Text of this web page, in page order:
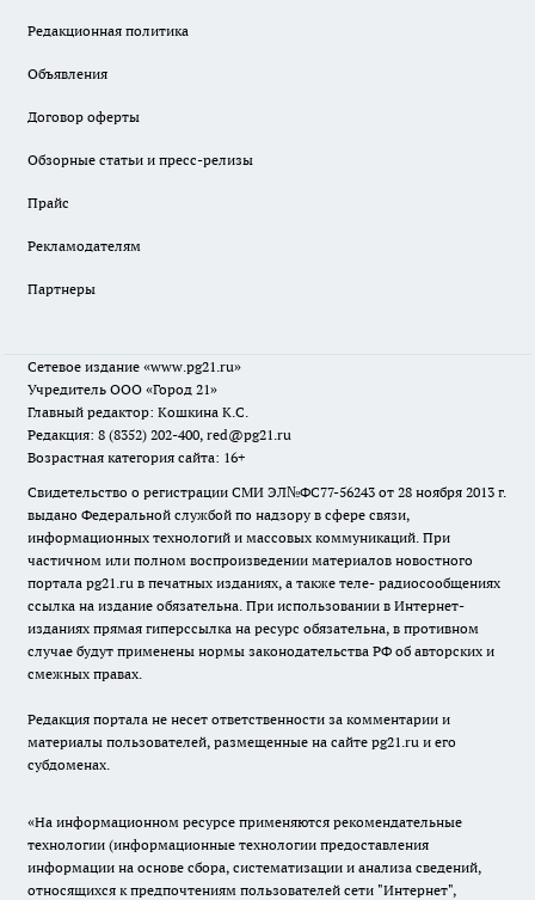
Редакционная политика
Объявления
Договор оферты
Обзорные статьи и пресс-релизы
Прайс
Рекламодателям
Партнеры
Сетевое издание «www.pg21.ru»
Учредитель ООО «Город 21»
Главный редактор: Кошкина К.С.
Редакция: 8 (8352) 202-400, red@pg21.ru
Возрастная категория сайта: 16+
Свидетельство о регистрации СМИ ЭЛ№ФС77-56243 от 28 ноября 2013 г.
выдано Федеральной службой по надзору в сфере связи,
информационных технологий и массовых коммуникаций. При
частичном или полном воспроизведении материалов новостного
портала pg21.ru в печатных изданиях, а также теле- радиосообщениях
ссылка на издание обязательна. При использовании в Интернет-
изданиях прямая гиперссылка на ресурс обязательна, в противном
случае будут применены нормы законодательства РФ об авторских и
смежных правах.
Редакция портала не несет ответственности за комментарии и
материалы пользователей, размещенные на сайте pg21.ru и его
субдоменах.
«На информационном ресурсе применяются рекомендательные
технологии (информационные технологии предоставления
информации на основе сбора, систематизации и анализа сведений,
относящихся к предпочтениям пользователей сети "Интернет",